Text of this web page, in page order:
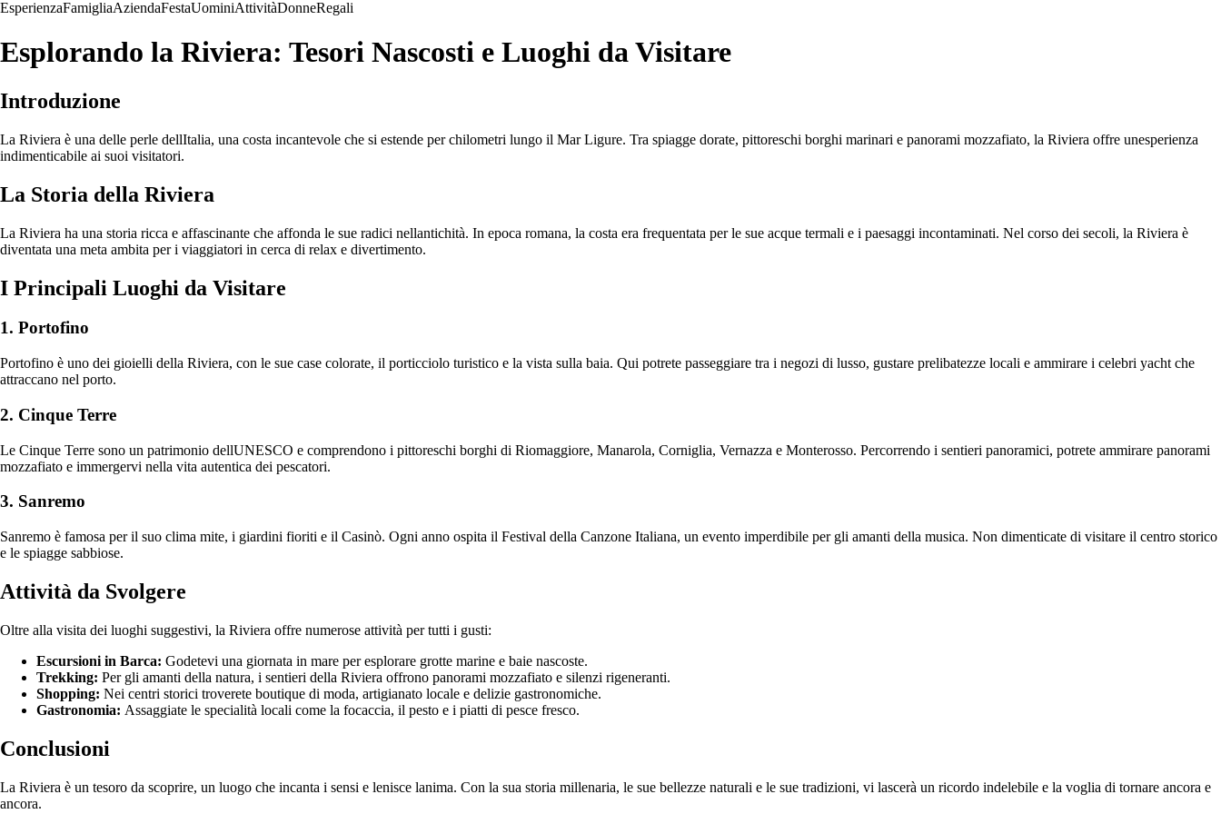
EsperienzaFamigliaAziendaFestaUominiAttivitàDonneRegali
Esplorando la Riviera: Tesori Nascosti e Luoghi da Visitare
Introduzione
La Riviera è una delle perle dellItalia, una costa incantevole che si estende per chilometri lungo il Mar Ligure. Tra spiagge dorate, pittoreschi borghi marinari e panorami mozzafiato, la Riviera offre unesperienza
indimenticabile ai suoi visitatori.
La Storia della Riviera
La Riviera ha una storia ricca e affascinante che affonda le sue radici nellantichità. In epoca romana, la costa era frequentata per le sue acque termali e i paesaggi incontaminati. Nel corso dei secoli, la Riviera è
diventata una meta ambita per i viaggiatori in cerca di relax e divertimento.
I Principali Luoghi da Visitare
1. Portofino
Portofino è uno dei gioielli della Riviera, con le sue case colorate, il porticciolo turistico e la vista sulla baia. Qui potrete passeggiare tra i negozi di lusso, gustare prelibatezze locali e ammirare i celebri yacht che
attraccano nel porto.
2. Cinque Terre
Le Cinque Terre sono un patrimonio dellUNESCO e comprendono i pittoreschi borghi di Riomaggiore, Manarola, Corniglia, Vernazza e Monterosso. Percorrendo i sentieri panoramici, potrete ammirare panorami
mozzafiato e immergervi nella vita autentica dei pescatori.
3. Sanremo
Sanremo è famosa per il suo clima mite, i giardini fioriti e il Casinò. Ogni anno ospita il Festival della Canzone Italiana, un evento imperdibile per gli amanti della musica. Non dimenticate di visitare il centro storico
e le spiagge sabbiose.
Attività da Svolgere
Oltre alla visita dei luoghi suggestivi, la Riviera offre numerose attività per tutti i gusti:
Escursioni in Barca: Godetevi una giornata in mare per esplorare grotte marine e baie nascoste.
Trekking: Per gli amanti della natura, i sentieri della Riviera offrono panorami mozzafiato e silenzi rigeneranti.
Shopping: Nei centri storici troverete boutique di moda, artigianato locale e delizie gastronomiche.
Gastronomia: Assaggiate le specialità locali come la focaccia, il pesto e i piatti di pesce fresco.
Conclusioni
La Riviera è un tesoro da scoprire, un luogo che incanta i sensi e lenisce lanima. Con la sua storia millenaria, le sue bellezze naturali e le sue tradizioni, vi lascerà un ricordo indelebile e la voglia di tornare ancora e
ancora.